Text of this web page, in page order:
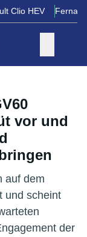
Clio HEV
vor und
auf dem
und scheint
der